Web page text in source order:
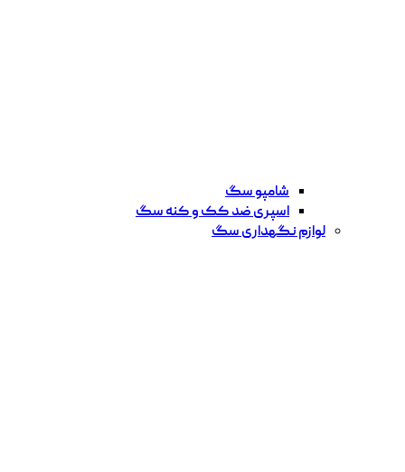
شامپو سگ
اسپری ضد کک و کنه سگ
لوازم نگهداری سگ